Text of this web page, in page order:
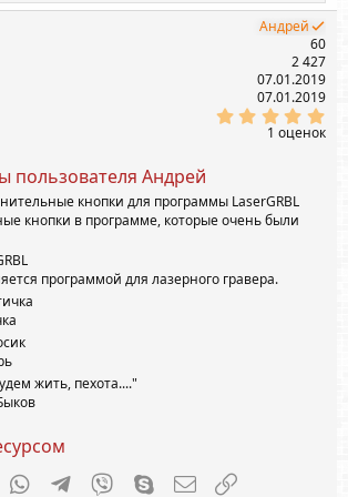
Андрей
60
2 427
07.01.2019
07.01.2019
.
1 оценок
пользователя Андрей
кнопки для программы LaserGRBL
кнопки в программе, которые очень были
программой для лазерного гравера.
жить, пехота...."
Mail.ru WhatsAppTelegramViber Skype Электронная почта